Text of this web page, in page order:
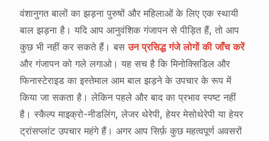
वंशानुगत बालों का झड़ना पुरुषों और महिलाओं के लिए एक स्थायी
बाल झड़ना है। यदि आप आनुवंशिक गंजापन से पीड़ित हैं, तो आप
कुछ भी नहीं कर सकते हैं। बसउन प्रसिद्ध गंजे लोगों की जाँच करें
और गंजापन को गले लगाओ। यह सच है कि मिनोक्सिडिल और
फिनास्टेराइड का इस्तेमाल आम बाल झड़ने के उपचार के रूप में
किया जा सकता है। लेकिन पहले और बाद का प्रभाव स्पष्ट नहीं
है। स्कैल्प माइक्रो-नीडलिंग, लेजर थेरेपी, हेयर मेसोथेरेपी या हेयर
ट्रांसप्लांट उपचार महंगे हैं। अगर आप सिर्फ़ कुछ महत्वपूर्ण अवसरों